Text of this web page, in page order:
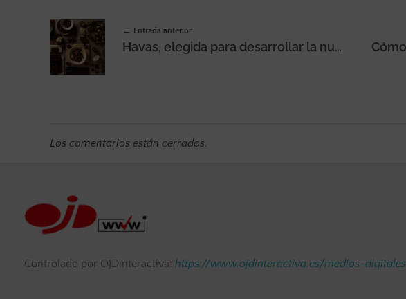
Entrada anterior
Havas, elegida para desarrollar la nueva web y los perfiles sociales de la empresa Natra
Los comentarios están cerrados.
Controlado por OJDinteractiva: https://www.ojdinteractiva.es/medios-digitales